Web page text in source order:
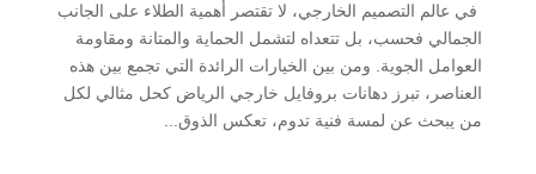
في عالم التصميم الخارجي، لا تقتصر أهمية الطلاء على الجانب
الجمالي فحسب، بل تتعداه لتشمل الحماية والمتانة ومقاومة
العوامل الجوية. ومن بين الخيارات الرائدة التي تجمع بين هذه
العناصر، تبرز دهانات بروفايل خارجي الرياض كحل مثالي لكل
من يبحث عن لمسة فنية تدوم، تعكس الذوق...